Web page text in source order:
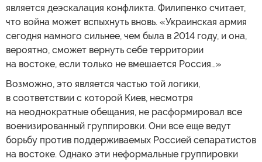
является деэскалация конфликта. Филипенко считает,
что война может вспыхнуть вновь. «Украинская армия
сегодня намного сильнее, чем была в 2014 году, и она,
вероятно, сможет вернуть себе территории
на востоке, если только не вмешается Россия…»
Возможно, это является частью той логики,
в соответствии с которой Киев, несмотря
на неоднократные обещания, не расформировал все
военизированный группировки. Они все еще ведут
борьбу против поддерживаемых Россией сепаратистов
на востоке. Однако эти неформальные группировки